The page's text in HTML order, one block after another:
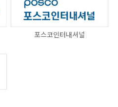
포스코인터내셔널